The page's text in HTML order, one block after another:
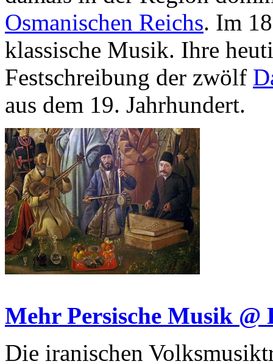
Osmanischen Reichs. Im
klassische Musik. Ihre
Festschreibung der zwölf
aus dem 19. Jahrhundert.
Mehr Persische Musik @
Die iranischen